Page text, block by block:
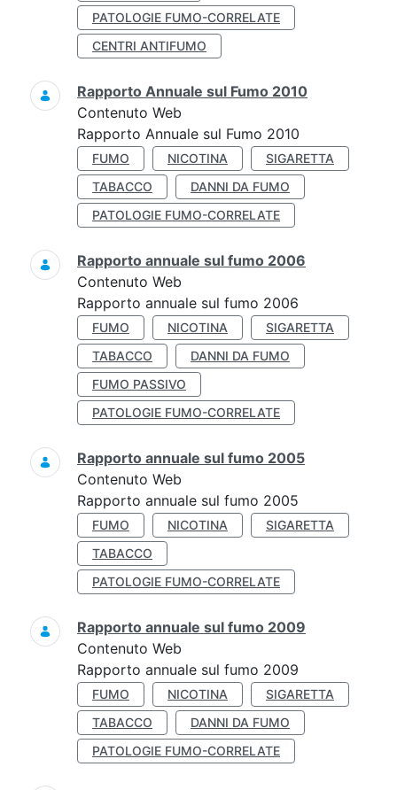
PATOLOGIE FUMO-CORRELATE
CENTRI ANTIFUMO
Rapporto Annuale sul Fumo 2010
Contenuto Web
Rapporto Annuale sul Fumo 2010
FUMO NICOTINA
SIGARETTA
TABACCO
DANNI DA FUMO
PATOLOGIE FUMO-CORRELATE
Rapporto annuale sul fumo 2006
Contenuto Web
Rapporto annuale sul fumo 2006
FUMO NICOTINA
SIGARETTA
TABACCO
DANNI DA FUMO
FUMO PASSIVO
PATOLOGIE FUMO-CORRELATE
Rapporto annuale sul fumo 2005
Contenuto Web
Rapporto annuale sul fumo 2005
FUMO NICOTINA
SIGARETTA
TABACCO
PATOLOGIE FUMO-CORRELATE
Rapporto annuale sul fumo 2009
Contenuto Web
Rapporto annuale sul fumo 2009
FUMO NICOTINA
SIGARETTA
TABACCO
DANNI DA FUMO
PATOLOGIE FUMO-CORRELATE